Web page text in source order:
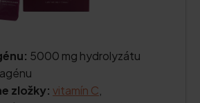
5000 mg hydrolyzátu
zložky: vitamín C